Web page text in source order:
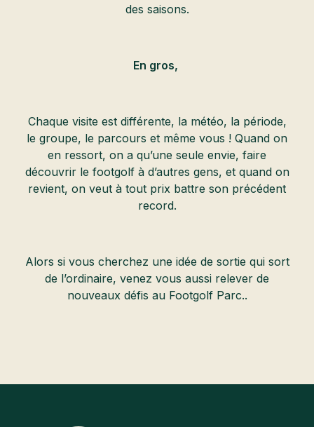
des saisons.
En gros,
Chaque visite est différente, la météo, la période,
le groupe, le parcours et même vous ! Quand on
en ressort, on a qu’une seule envie, faire
découvrir le footgolf à d’autres gens, et quand on
revient, on veut à tout prix battre son précédent
record.
Alors si vous cherchez une idée de sortie qui sort
de l’ordinaire, venez vous aussi relever de
nouveaux défis au Footgolf Parc..